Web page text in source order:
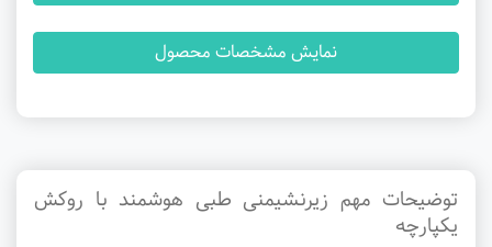
نمایش مشخصات محصول
توضیحات مهم زیرنشیمنی طبی هوشمند با روکش
یکپارچه